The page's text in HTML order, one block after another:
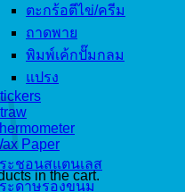
in the cart.
ตะกร้อตีไข่/ครีม
ถาดพาย
พิมพ์เค้กปั๊มกลม
แปรง
Paper
ะชอนสแตนเลส
ะดาษรองขนม